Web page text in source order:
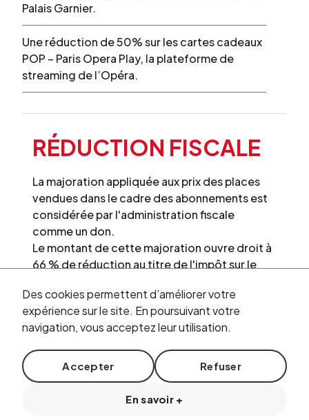
Des cookies permettent d’améliorer votre
expérience sur le site. En poursuivant votre
navigation, vous acceptez leur utilisation.
Accepter Refuser
En savoir +
Palais Garnier.
Une réduction de 50% sur les cartes cadeaux
POP – Paris Opera Play, la plateforme de
streaming de l’Opéra.
RÉDUCTION FISCALE
La majoration appliquée aux prix des places
vendues dans le cadre des abonnements est
considérée par l'administration fiscale
comme un don.
Le montant de cette majoration ouvre droit à
66 % de réduction au titre de l'impôt sur le
imposable.